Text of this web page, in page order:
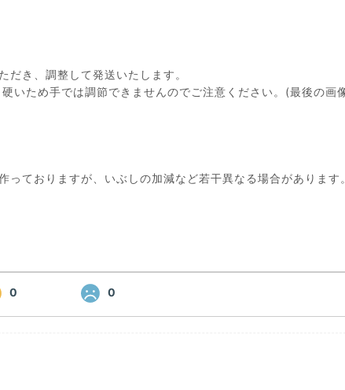
き、調整して発送いたします。
いため手では調節できませんのでご注意ください。(最後の画
ておりますが、いぶしの加減など若干異なる場合があります。
0 0